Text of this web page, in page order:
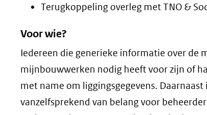
Terugkoppeling overleg met TNO &
Voor wie?
Iedereen die generieke informatie over de
mijnbouwwerken nodig heeft voor zijn of
met name om liggingsgegevens. Daarnaast
vanzelfsprekend van belang voor